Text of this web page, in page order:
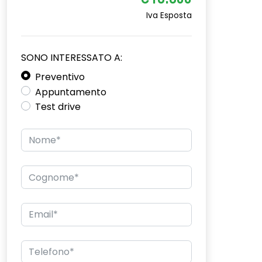
Iva Esposta
SONO INTERESSATO A:
Preventivo
Appuntamento
Test drive